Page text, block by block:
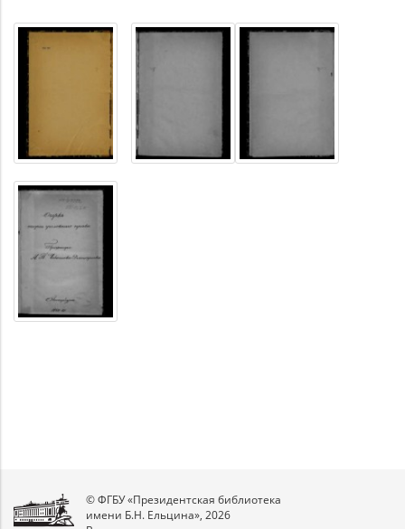
© ФГБУ «Президентская библиотека
имени Б.Н. Ельцина», 2026